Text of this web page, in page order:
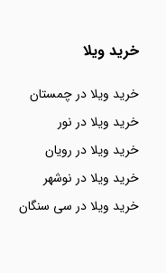
خرید ویلا
خرید ویلا در چمستان
خرید ویلا در نور
خرید ویلا در رویان
خرید ویلا در نوشهر
خرید ویلا در سی سنگان